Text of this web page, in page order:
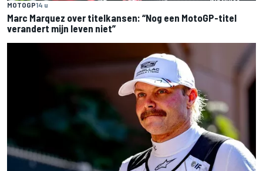
MOTOGP14 u
Marc Marquez over titelkansen: “Nog een MotoGP-titel
verandert mijn leven niet”